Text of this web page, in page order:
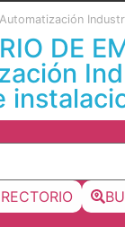
Automatización
DE